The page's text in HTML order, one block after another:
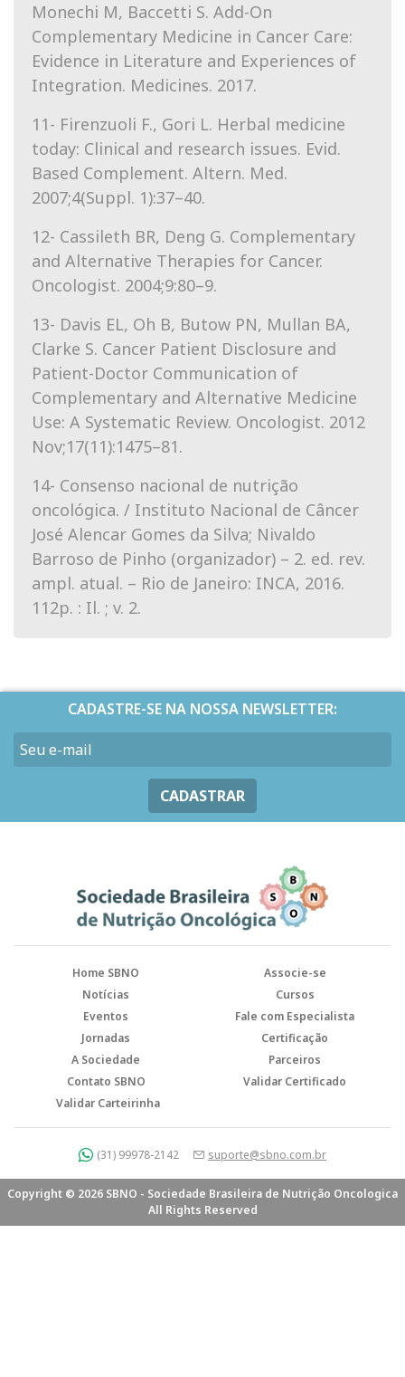
Monechi M, Baccetti S. Add-On
Complementary Medicine in Cancer Care:
Evidence in Literature and Experiences of
Integration. Medicines. 2017.
11- Firenzuoli F., Gori L. Herbal medicine
today: Clinical and research issues. Evid.
Based Complement. Altern. Med.
2007;4(Suppl. 1):37–40.
12- Cassileth BR, Deng G. Complementary
and Alternative Therapies for Cancer.
Oncologist. 2004;9:80–9.
13- Davis EL, Oh B, Butow PN, Mullan BA,
Clarke S. Cancer Patient Disclosure and
Patient-Doctor Communication of
Complementary and Alternative Medicine
Use: A Systematic Review. Oncologist. 2012
Nov;17(11):1475–81.
14- Consenso nacional de nutrição
oncológica. / Instituto Nacional de Câncer
José Alencar Gomes da Silva; Nivaldo
Barroso de Pinho (organizador) – 2. ed. rev.
ampl. atual. – Rio de Janeiro: INCA, 2016.
112p. : Il. ; v. 2.
CADASTRE-SE NA NOSSA NEWSLETTER:
CADASTRAR
Home SBNO
Associe-se
Notícias
Cursos
Eventos
Fale com Especialista
Jornadas
Certificação
A Sociedade
Parceiros
Contato SBNO
Validar Certificado
Validar Carteirinha
(31) 99978-2142 suporte@sbno.com.br
Copyright © 2026 SBNO - Sociedade Brasileira de Nutrição Oncologica
All Rights Reserved